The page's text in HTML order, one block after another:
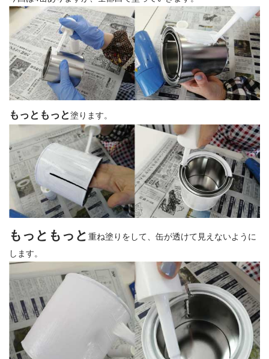
もっともっと塗ります。
もっともっと 重ね塗りをして、缶が透けて見えないように
します。